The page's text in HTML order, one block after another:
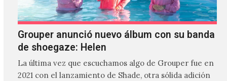
Grouper anunció nuevo álbum con su banda
de shoegaze: Helen
La última vez que escuchamos algo de Grouper fue en
2021 con el lanzamiento de Shade, otra sólida adición